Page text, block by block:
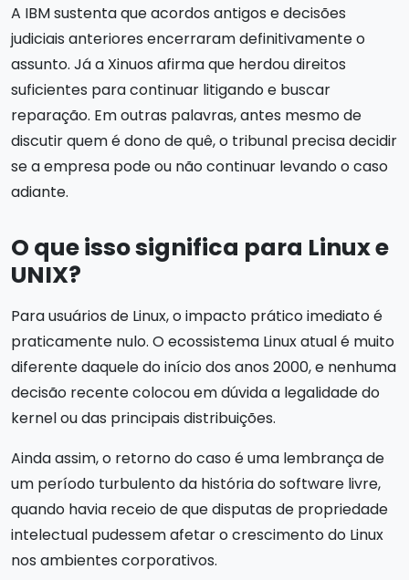
A IBM sustenta que acordos antigos e decisões
judiciais anteriores encerraram definitivamente o
assunto. Já a Xinuos afirma que herdou direitos
suficientes para continuar litigando e buscar
reparação. Em outras palavras, antes mesmo de
discutir quem é dono de quê, o tribunal precisa decidir
se a empresa pode ou não continuar levando o caso
adiante.
O que isso significa para Linux e
UNIX?
Para usuários de Linux, o impacto prático imediato é
praticamente nulo. O ecossistema Linux atual é muito
diferente daquele do início dos anos 2000, e nenhuma
decisão recente colocou em dúvida a legalidade do
kernel ou das principais distribuições.
Ainda assim, o retorno do caso é uma lembrança de
um período turbulento da história do software livre,
quando havia receio de que disputas de propriedade
intelectual pudessem afetar o crescimento do Linux
nos ambientes corporativos.